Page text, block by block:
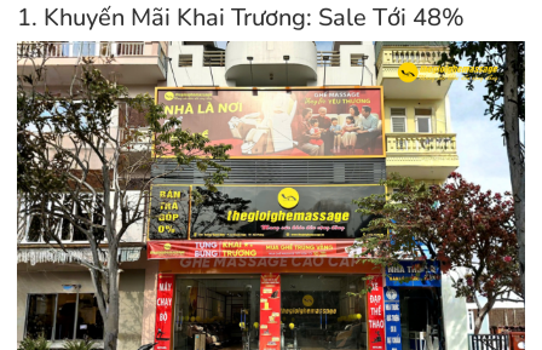
1. Khuyến Mãi Khai Trương: Sale Tới 48%